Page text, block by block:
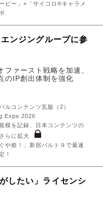
ピー」×「サイコロ®キャラメ
ンジングループに参
ファースト戦略を加速、
のIP創出体制を強化
ルコンテンツ瓦版（2）
Expo 2026
模を記録、日本コンテンツの
らに拡大
や姫！」新宿バルト９で最速
！
したい」ライセンシ